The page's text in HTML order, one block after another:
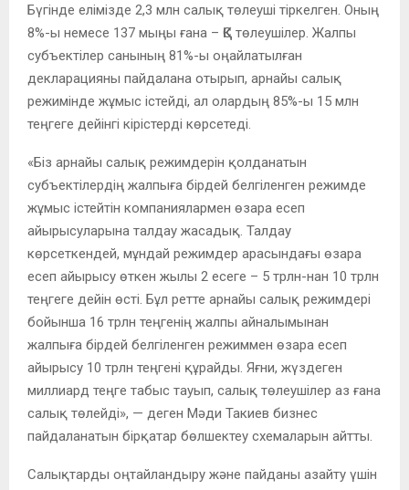
Бүгінде елімізде 2,3 млн салық төлеуші тіркелген. Оның
8%-ы немесе 137 мыңы ғана – ҚҚС төлеушілер. Жалпы
субъектілер санының 81%-ы оңайлатылған
декларацияны пайдалана отырып, арнайы салық
режимінде жұмыс істейді, ал олардың 85%-ы 15 млн
теңгеге дейінгі кірістерді көрсетеді.
«Біз арнайы салық режимдерін қолданатын
субъектілердің жалпыға бірдей белгіленген режимде
жұмыс істейтін компаниялармен өзара есеп
айырысуларына талдау жасадық. Талдау
көрсеткендей, мұндай режимдер арасындағы өзара
есеп айырысу өткен жылы 2 есеге – 5 трлн-нан 10 трлн
теңгеге дейін өсті. Бұл ретте арнайы салық режимдері
бойынша 16 трлн теңгенің жалпы айналымынан
жалпыға бірдей белгіленген режиммен өзара есеп
айырысу 10 трлн теңгені құрайды. Яғни, жүздеген
миллиард теңге табыс тауып, салық төлеушілер аз ғана
салық төлейді», — деген Мәди Такиев бизнес
пайдаланатын бірқатар бөлшектеу схемаларын айтты.
Салықтарды оңтайландыру және пайданы азайту үшін